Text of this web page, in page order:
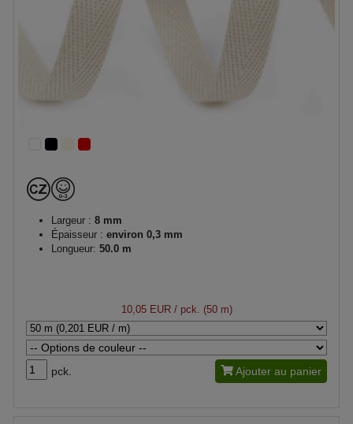
Largeur : 8 mm
Épaisseur : environ 0,3 mm
Longueur: 50.0 m
10,05 EUR/ pck. (50 m)
pck. Ajouter au panier